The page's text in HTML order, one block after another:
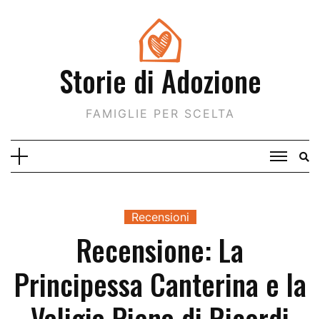
Storie di Adozione
FAMIGLIE PER SCELTA
Recensioni
Recensione: La
Principessa Canterina e la